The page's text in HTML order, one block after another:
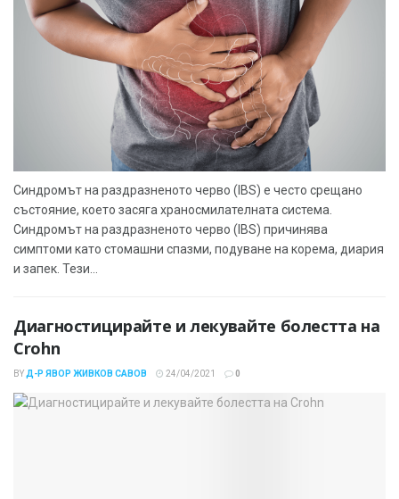
Синдромът на раздразненото черво (IBS) е често срещано
състояние, което засяга храносмилателната система.
Синдромът на раздразненото черво (IBS) причинява
симптоми като стомашни спазми, подуване на корема, диария
и запек. Тези...
Диагностицирайте и лекувайте болестта на
Crohn
BY Д-Р ЯВОР ЖИВКОВ САВОВ 24/04/2021 0